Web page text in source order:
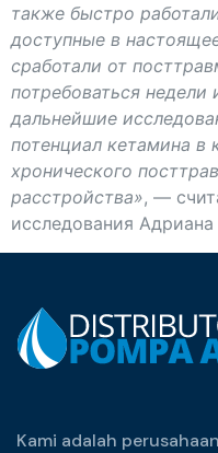
также быстро
доступные в
сработали от
потребоваться
дальнейшие
потенциал кетамина в
хронического
расстройства», —
исследования
Kami adalah